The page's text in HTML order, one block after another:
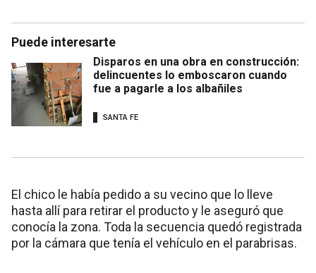
Puede interesarte
Disparos en una obra en construcción:
delincuentes lo emboscaron cuando
fue a pagarle a los albañiles
SANTA FE
El chico le había pedido a su vecino que lo lleve
hasta allí para retirar el producto y le aseguró que
conocía la zona. Toda la secuencia quedó registrada
por la cámara que tenía el vehículo en el parabrisas.